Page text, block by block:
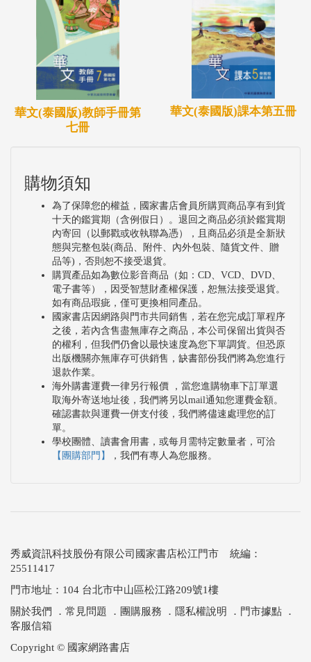
華文(泰國版)教師手冊第
七冊
華文(泰國版)課本第五冊
購物須知
為了保障您的權益，國家書店會員所購買商品享有到貨
十天的鑑賞期（含例假日）。退回之商品必須於鑑賞期
內寄回（以郵戳或收執聯為憑），且商品必須是全新狀
態與完整包裝(商品、附件、內外包裝、隨貨文件、贈
品等)，否則恕不接受退貨。
購買產品如為數位影音商品（如：CD、VCD、DVD、
電子書等），因受智慧財產權保護，恕無法接受退貨。
如有商品瑕疵，僅可更換相同產品。
國家書店因網路與門市共同銷售，若在您完成訂單程序
之後，若內含售盡無庫存之商品，本公司保留出貨與否
的權利，但我們仍會以最快速度為您下單調貨。但恐原
出版機關亦無庫存可供銷售，缺書部份我們將為您進行
退款作業。
海外購書運費一律另行報價 ，當您進購物車下訂單選
取海外寄送地址後，我們將另以mail通知您運費金額。
確認書款與運費一併支付後，我們將儘速處理您的訂
單。
學校團體、讀書會用書，或每月需特定數量者，可洽
【團購部門】
，我們有專人為您服務。
秀威資訊科技股份有限公司國家書店松江門市 統編：
25511417
門市地址：104 台北市中山區松江路209號1樓
關於我們
． 常見問題 ． 團購服務 ． 隱私權說明 ． 門市據點 ．
客服信箱
Copyright © 國家網路書店